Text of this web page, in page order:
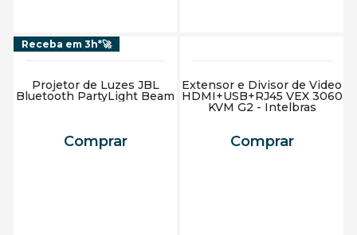
Receba em 3h*🚀
Projetor de Luzes JBL
Bluetooth PartyLight Beam
Comprar
Extensor e Divisor de Video
HDMI+USB+RJ45 VEX 3060
KVM G2 - Intelbras
Comprar